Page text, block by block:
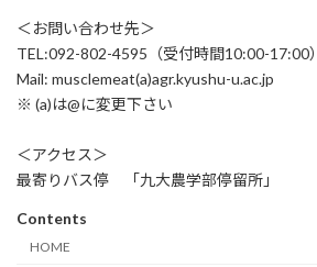
＜お問い合わせ先＞
TEL:092-802-4595（受付時間10:00-17:00）
Mail: musclemeat(a)agr.kyushu-u.ac.jp
※ (a)は@に変更下さい
＜アクセス＞
最寄りバス停 「九大農学部停留所」
Contents
HOME